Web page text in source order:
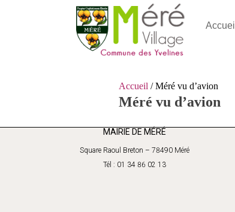
Accueil
Accueil / Méré vu d’avion
Méré vu d’avion
MAIRIE DE MÉRÉ
Square Raoul Breton – 78490 Méré
Tél : 01 34 86 02 13